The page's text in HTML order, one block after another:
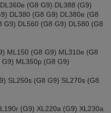
(G8 G9) DL388 (G9)
DL380 (G8 G9) DL380e (G8
G9) DL560 (G8 G9) DL580 (G8
ML150 (G8 G9) ML310e (G8
ML350p (G8 G9)
SL250s (G8 G9) SL270s (G8
(G9) XL220a (G9) XL230a